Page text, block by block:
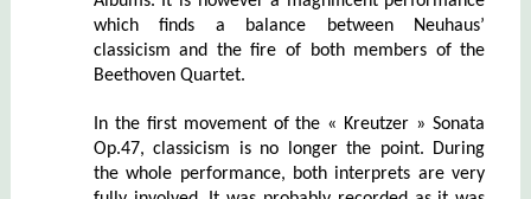
which finds a balance between Neuhaus’
classicism and the fire of both members of the
Beethoven Quartet.
In the first movement of the « Kreutzer » Sonata
Op.47, classicism is no longer the point. During
the whole performance, both interprets are very